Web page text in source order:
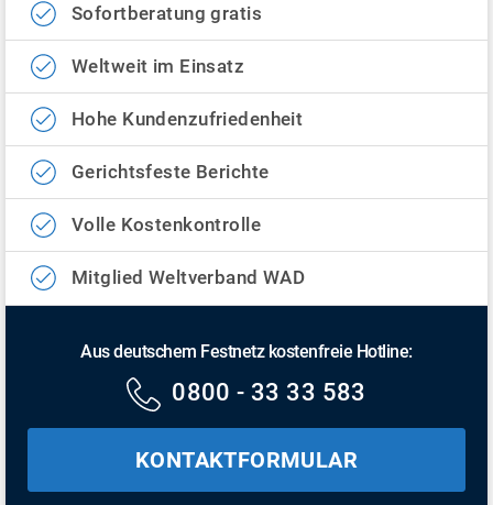
Sofortberatung gratis
Weltweit im Einsatz
Hohe Kundenzufriedenheit
Gerichtsfeste Berichte
Volle Kostenkontrolle
Mitglied Weltverband WAD
Aus deutschem Festnetz kostenfreie Hotline:
0800 - 33 33 583
KONTAKTFORMULAR